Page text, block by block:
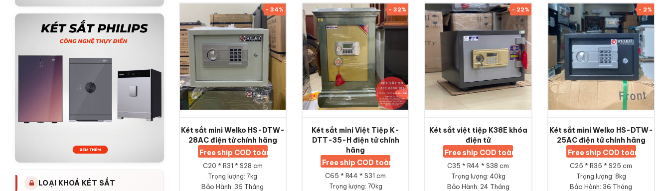
LOẠI KHOÁ KÉT SẮT
- 34%
Két sắt mini Welko HS-DTW-
28AC điện tử chính hãng
Free ship COD toàn quốc
C20 * R31 * S28 cm
Trọng lượng: 7kg
Bảo Hành: 36 Tháng
- 32%
Két sắt mini Việt Tiệp K-
DTT-35-H điện tử chính
hãng
Free ship COD toàn quốc
C65 * R44 * S31 cm
Trọng lượng: 70kg
- 22%
Két sắt việt tiệp K38E khóa
điện tử
Free ship COD toàn quốc
C35 * R44 * S38 cm
Trọng lượng: 40kg
Bảo Hành: 24 Tháng
- 2%
Két sắt mini Welko HS-DTW-
25AC điện tử chính hãng
Free ship COD toàn quốc
C25 * R35 * S25 cm
Trọng lượng: 8kg
Bảo Hành: 36 Tháng